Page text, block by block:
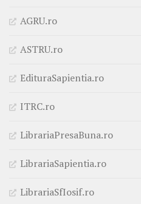
AGRU.ro
ASTRU.ro
EdituraSapientia.ro
ITRC.ro
LibrariaPresaBuna.ro
LibrariaSapientia.ro
LibrariaSfIosif.ro